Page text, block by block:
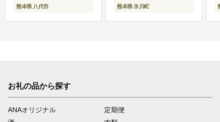
熊本県 八代市 熊本県 氷川町
お礼の品から探す
ANAオリジナル
定期便